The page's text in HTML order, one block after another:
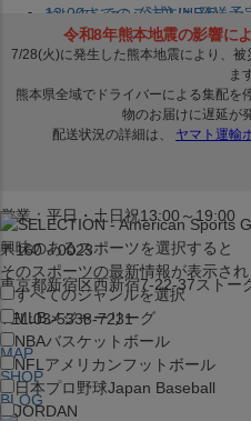
セレクション公式LINE@
営業：平日・土日祝13:00～19:00
〒160－0023
東京都新宿区西新宿7-22-37ストー
TEL:03-5338-7231
MAP
SHOP
BLOG
12:00までのご注文は発送予
在庫品は 1-3営業日内で発送!!
興味のあるスポーツを選択すると
そのスポーツの最新情報が表示され
すべてのジャンルを選択
MLBメジャーリーグ
NBAバスケットボール
NFL アメリカンフットボール
日本プロ野球Japan Baseball
JORDAN